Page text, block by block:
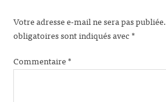
Votre adresse e-mail ne sera pas publiée.
obligatoires sont indiqués avec*
Commentaire*